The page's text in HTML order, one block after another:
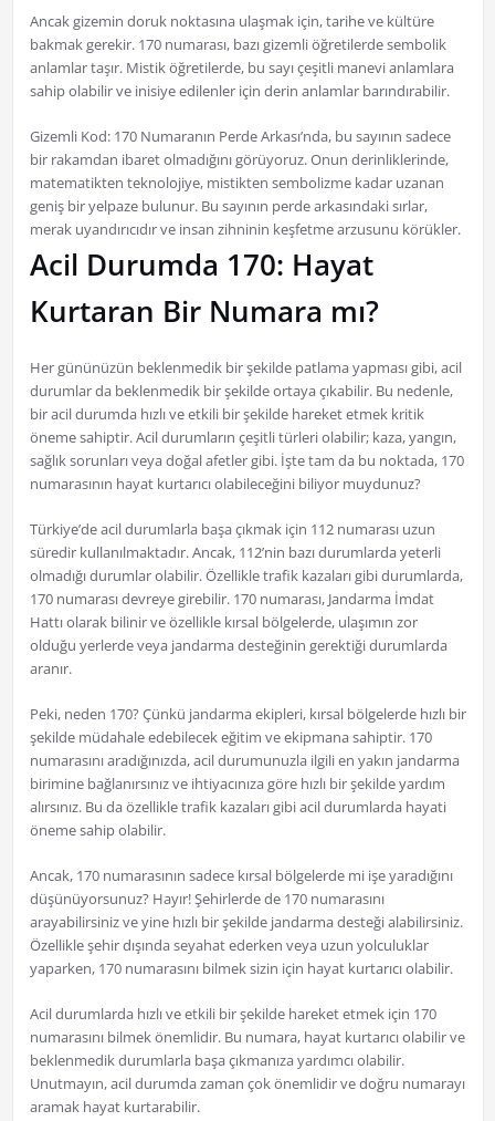
Ancak gizemin doruk noktasına ulaşmak için, tarihe ve kültüre
bakmak gerekir. 170 numarası, bazı gizemli öğretilerde sembolik
anlamlar taşır. Mistik öğretilerde, bu sayı çeşitli manevi anlamlara
sahip olabilir ve inisiye edilenler için derin anlamlar barındırabilir.
Gizemli Kod: 170 Numaranın Perde Arkası’nda, bu sayının sadece
bir rakamdan ibaret olmadığını görüyoruz. Onun derinliklerinde,
matematikten teknolojiye, mistikten sembolizme kadar uzanan
geniş bir yelpaze bulunur. Bu sayının perde arkasındaki sırlar,
merak uyandırıcıdır ve insan zihninin keşfetme arzusunu körükler.
Acil Durumda 170: Hayat
Kurtaran Bir Numara mı?
Her gününüzün beklenmedik bir şekilde patlama yapması gibi, acil
durumlar da beklenmedik bir şekilde ortaya çıkabilir. Bu nedenle,
bir acil durumda hızlı ve etkili bir şekilde hareket etmek kritik
öneme sahiptir. Acil durumların çeşitli türleri olabilir; kaza, yangın,
sağlık sorunları veya doğal afetler gibi. İşte tam da bu noktada, 170
numarasının hayat kurtarıcı olabileceğini biliyor muydunuz?
Türkiye’de acil durumlarla başa çıkmak için 112 numarası uzun
süredir kullanılmaktadır. Ancak, 112’nin bazı durumlarda yeterli
olmadığı durumlar olabilir. Özellikle trafik kazaları gibi durumlarda,
170 numarası devreye girebilir. 170 numarası, Jandarma İmdat
Hattı olarak bilinir ve özellikle kırsal bölgelerde, ulaşımın zor
olduğu yerlerde veya jandarma desteğinin gerektiği durumlarda
aranır.
Peki, neden 170? Çünkü jandarma ekipleri, kırsal bölgelerde hızlı bir
şekilde müdahale edebilecek eğitim ve ekipmana sahiptir. 170
numarasını aradığınızda, acil durumunuzla ilgili en yakın jandarma
birimine bağlanırsınız ve ihtiyacınıza göre hızlı bir şekilde yardım
alırsınız. Bu da özellikle trafik kazaları gibi acil durumlarda hayati
öneme sahip olabilir.
Ancak, 170 numarasının sadece kırsal bölgelerde mi işe yaradığını
düşünüyorsunuz? Hayır! Şehirlerde de 170 numarasını
arayabilirsiniz ve yine hızlı bir şekilde jandarma desteği alabilirsiniz.
Özellikle şehir dışında seyahat ederken veya uzun yolculuklar
yaparken, 170 numarasını bilmek sizin için hayat kurtarıcı olabilir.
Acil durumlarda hızlı ve etkili bir şekilde hareket etmek için 170
numarasını bilmek önemlidir. Bu numara, hayat kurtarıcı olabilir ve
beklenmedik durumlarla başa çıkmanıza yardımcı olabilir.
Unutmayın, acil durumda zaman çok önemlidir ve doğru numarayı
aramak hayat kurtarabilir.